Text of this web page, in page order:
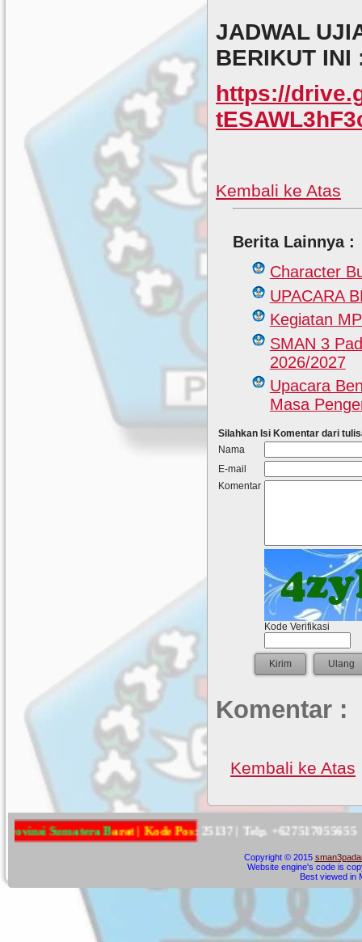
JADWAL
BERIKUT INI
https://
Kembali ke Atas
Berita Lainnya :
Character
UPACARA
Kegiatan
SMAN 3
2026/2027
Upacara
Masa
Silahkan Isi Komentar dari
Nama
E-mail
Komentar
Kode Verifikasi
Komentar :
Kembali ke Atas
matera Barat | Kode Po s: 25137 | T elp . +6 7517 055655
Copyright © 2015
Website engine's code is
Best viewed in